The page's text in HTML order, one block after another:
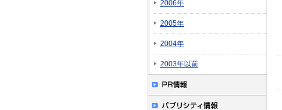
2006年
2005年
2004年
2003年以前